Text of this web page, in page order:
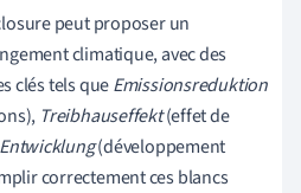
peut proposer un
climatique, avec des
clés tels queEmissionsreduktion
Treibhauseffekt(effet de
(développement
correctement ces blancs